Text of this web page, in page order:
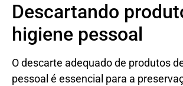
Descartando
higiene pessoal
O descarte adequado de produtos
pessoal é essencial para a